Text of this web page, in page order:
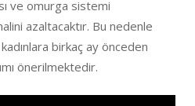
ve omurga sistemi
azaltacaktır. Bu nedenle
birkaç ay önceden
önerilmektedir.